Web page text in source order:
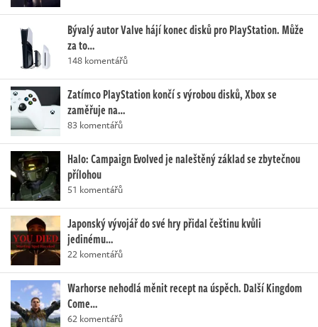
Bývalý autor Valve hájí konec disků pro PlayStation. Může
za to…
148 komentářů
Zatímco PlayStation končí s výrobou disků, Xbox se
zaměřuje na…
83 komentářů
Halo: Campaign Evolved je naleštěný základ se zbytečnou
přílohou
51 komentářů
Japonský vývojář do své hry přidal češtinu kvůli
jedinému…
22 komentářů
Warhorse nehodlá měnit recept na úspěch. Další Kingdom
Come…
62 komentářů